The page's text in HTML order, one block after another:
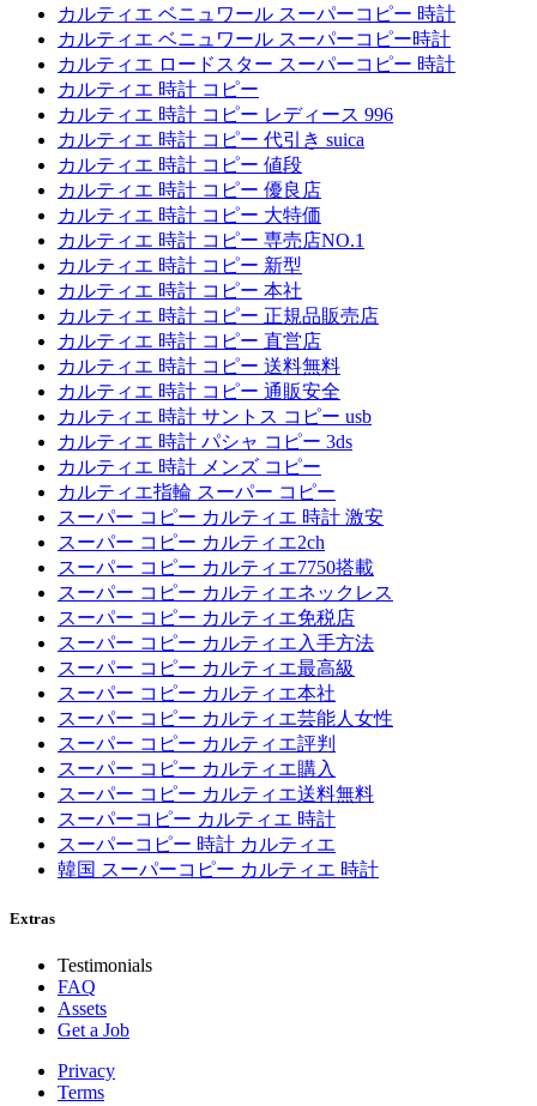
カルティエ ベニュワール スーパーコピー 時計
カルティエ ベニュワール スーパーコピー時計
カルティエ ロードスター スーパーコピー 時計
カルティエ 時計 コピー
カルティエ 時計 コピー レディース 996
カルティエ 時計 コピー 代引き suica
カルティエ 時計 コピー 値段
カルティエ 時計 コピー 優良店
カルティエ 時計 コピー 大特価
カルティエ 時計 コピー 専売店NO.1
カルティエ 時計 コピー 新型
カルティエ 時計 コピー 本社
カルティエ 時計 コピー 正規品販売店
カルティエ 時計 コピー 直営店
カルティエ 時計 コピー 送料無料
カルティエ 時計 コピー 通販安全
カルティエ 時計 サントス コピー usb
カルティエ 時計 パシャ コピー 3ds
カルティエ 時計 メンズ コピー
カルティエ指輪 スーパー コピー
スーパー コピー カルティエ 時計 激安
スーパー コピー カルティエ2ch
スーパー コピー カルティエ7750搭載
スーパー コピー カルティエネックレス
スーパー コピー カルティエ免税店
スーパー コピー カルティエ入手方法
スーパー コピー カルティエ最高級
スーパー コピー カルティエ本社
スーパー コピー カルティエ芸能人女性
スーパー コピー カルティエ評判
スーパー コピー カルティエ購入
スーパー コピー カルティエ送料無料
スーパーコピー カルティエ 時計
スーパーコピー 時計 カルティエ
韓国 スーパーコピー カルティエ 時計
Extras
Testimonials
FAQ
Assets
Get a Job
Privacy
Terms